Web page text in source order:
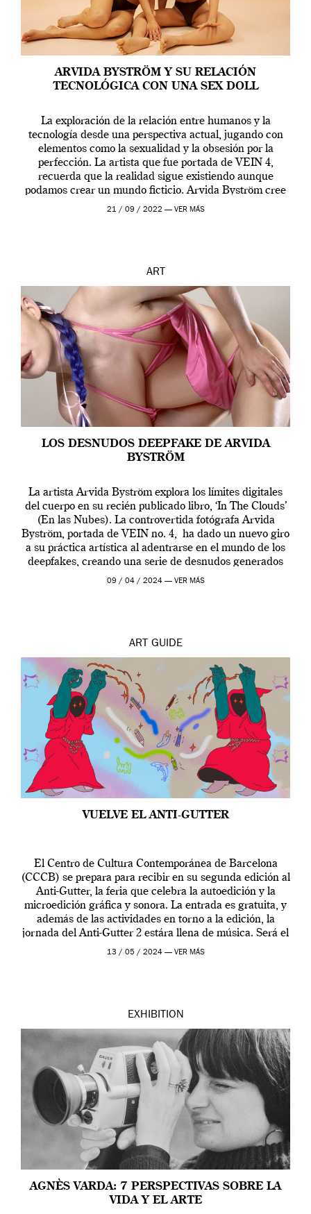
ARVIDA BYSTRÖM Y SU RELACIÓN
TECNOLÓGICA CON UNA SEX DOLL
La exploración de la relación entre humanos y la
tecnología desde una perspectiva actual, jugando con
elementos como la sexualidad y la obsesión por la
perfección. La artista que fue portada de VEIN 4,
recuerda que la realidad sigue existiendo aunque
podamos crear un mundo ficticio. Arvida Byström cree
que los humanos tienen un complejo […]
21 / 09 / 2022 — VER MÁS
ART
LOS DESNUDOS DEEPFAKE DE ARVIDA
BYSTRÖM
La artista Arvida Byström explora los límites digitales
del cuerpo en su recién publicado libro, ‘In The Clouds’
(En las Nubes). La controvertida fotógrafa Arvida
Byström, portada de VEIN no. 4, ha dado un nuevo giro
a su práctica artística al adentrarse en el mundo de los
deepfakes, creando una serie de desnudos generados
por […]
09 / 04 / 2024 — VER MÁS
ART GUIDE
VUELVE EL ANTI-GUTTER
El Centro de Cultura Contemporánea de Barcelona
(CCCB) se prepara para recibir en su segunda edición al
Anti-Gutter, la feria que celebra la autoedición y la
microedición gráfica y sonora. La entrada es gratuita, y
además de las actividades en torno a la edición, la
jornada del Anti-Gutter 2 estára llena de música. Será el
[…]
13 / 05 / 2024 — VER MÁS
EXHIBITION
AGNÈS VARDA: 7 PERSPECTIVAS SOBRE LA
VIDA Y EL ARTE